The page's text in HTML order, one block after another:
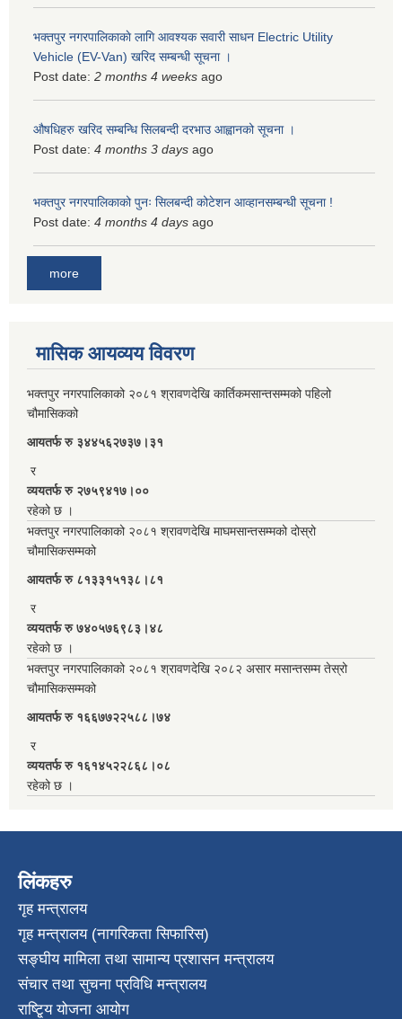
भक्तपुर नगरपालिकाकाे लागि आवश्यक सवारी साधन Electric Utility
Vehicle (EV-Van) खरिद सम्बन्धी सूचना ।
Post date: 2 months 4 weeks ago
औषधिहरु खरिद सम्बन्धि सिलबन्दी दरभाउ आह्वानको सूचना ।
Post date: 4 months 3 days ago
भक्तपुर नगरपालिकाको पुनः सिलबन्दी कोटेशन आव्हानसम्बन्धी सूचना !
Post date: 4 months 4 days ago
more
मासिक आयव्यय विवरण
भक्तपुर नगरपालिकाको २०८१ श्रावणदेखि कार्तिकमसान्तसम्मको पहिलो
चौमासिकको
आयतर्फ रु‌ ३४४५६२७३७।३१
र
व्ययतर्फ रु २७५९४१७।००
रहेको छ ।
भक्तपुर नगरपालिकाको २०८१ श्रावणदेखि माघमसान्तसम्मको दोस्रो
चौमासिकसम्मको
आयतर्फ रु‌ ८१३३१५१३८।८१
र
व्ययतर्फ रु ७४०५७६९८३।४८
रहेको छ ।
भक्तपुर नगरपालिकाको २०८१ श्रावणदेखि २०८२ असार मसान्तसम्म तेस्रो
चौमासिकसम्मको
आयतर्फ रु‌ १६६७७२२५८८।७४
र
व्ययतर्फ रु १६१४५२२८६८।०८
रहेको छ ।
लिंकहरु
गृह मन्त्रालय
गृह मन्त्रालय (नागरिकता सिफारिस)
सङ्घीय मामिला तथा सामान्य प्रशासन मन्त्रालय
संचार तथा सुचना प्रविधि मन्त्रालय
राष्टि्ृय योजना आयोग